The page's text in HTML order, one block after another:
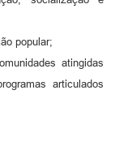
popular;
atingidas
articulados